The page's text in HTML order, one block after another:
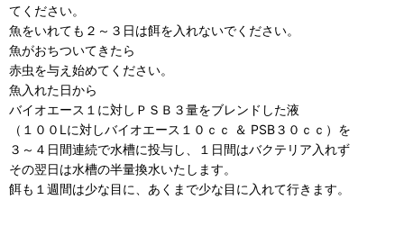
てください。
魚をいれても２～３日は餌を入れないでください。
魚がおちついてきたら
赤虫を与え始めてください。
魚入れた日から
バイオエース１に対しＰＳＢ３量をブレンドした液
（１００Lに対しバイオエース１０ｃｃ ＆ PSB３０ｃｃ）を
３～４日間連続で水槽に投与し、１日間はバクテリア入れず
その翌日は水槽の半量換水いたします。
餌も１週間は少な目に、あくまで少な目に入れて行きます。